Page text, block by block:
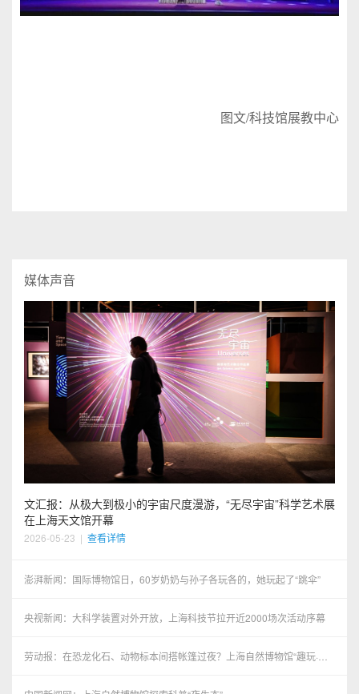
图文/科技馆展教中心
媒体声音
文汇报：从极大到极小的宇宙尺度漫游，“无尽宇宙”科学艺术展
在上海天文馆开幕
2026-05-23 | 查看详情
澎湃新闻：国际博物馆日，60岁奶奶与孙子各玩各的，她玩起了“跳伞”
央视新闻：大科学装置对外开放，上海科技节拉开近2000场次活动序幕
劳动报：在恐龙化石、动物标本间搭帐篷过夜？上海自然博物馆“趣玩·博